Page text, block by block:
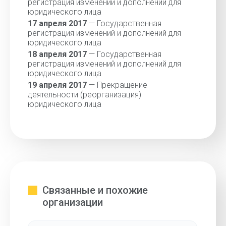
регистрация изменений и дополнений для
юридического лица
17 апреля 2017 — Государственная
регистрация изменений и дополнений для
юридического лица
18 апреля 2017 — Государственная
регистрация изменений и дополнений для
юридического лица
19 апреля 2017 — Прекращение
деятельности (реорганизация)
юридического лица
Связанные и похожие
организации